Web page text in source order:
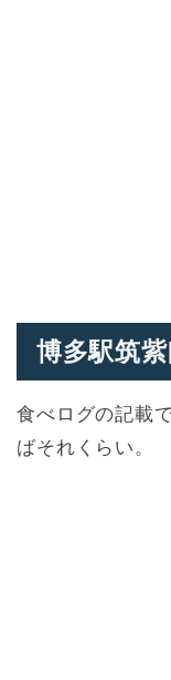
博多駅筑
食べログの記載
ばそれくらい。